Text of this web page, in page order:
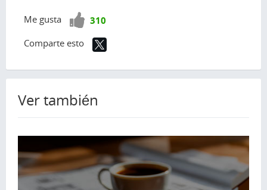
Me gusta
¡Vota310
Comparte esto
Ver también